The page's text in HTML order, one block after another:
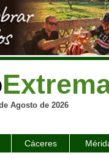
Agosto de 2026
Cáceres